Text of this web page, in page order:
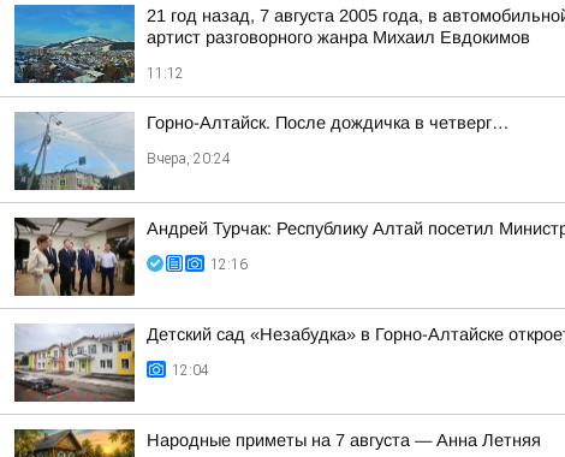
21 год назад, 7 августа 2005 года, в
артист разговорного жанра Михаил Евдокимов
11:12
Горно-Алтайск. После дождичка в четверг…
Вчера, 20:24
Андрей Турчак: Республику Алтай посетил
12:16
Детский сад «Незабудка» в Горно-Алтайске
12:04
Hapoдныe пpимeты нa 7 aвгуcтa — Aннa Лeтняя